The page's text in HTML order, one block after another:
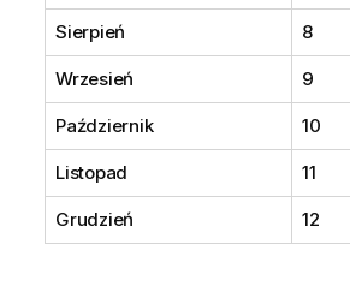
Sierpień 8
Wrzesień 9
Październik 10
Listopad 11
Grudzień 12